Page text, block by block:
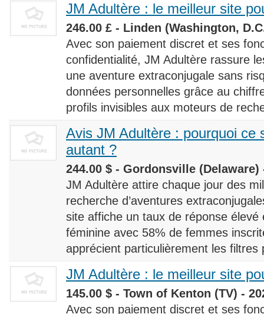
JM Adultère : le meilleur site
246.00 £ - Linden (Washington,
Avec son paiement discret et ses
confidentialité, JM Adultère rassure
une aventure extraconjugale sans
données personnelles grâce au
profils invisibles aux moteurs de
Avis JM Adultère : pourquoi ce
autant ?
244.00 $ - Gordonsville (Delaware)
JM Adultère attire chaque jour des
recherche d’aventures
site affiche un taux de réponse
féminine avec 58% de femmes
apprécient particulièrement les filtres
JM Adultère : le meilleur site
145.00 $ - Town of Kenton (TV) -
Avec son paiement discret et ses